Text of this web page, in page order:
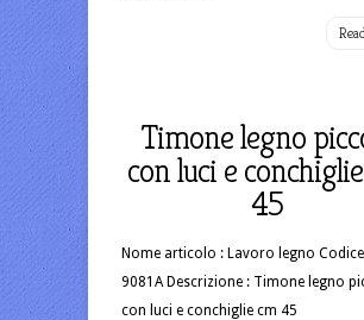
Timone legno
con luci e
45
Nome articolo : Lavoro legno
9081A Descrizione : Timone legno
con luci e conchiglie cm 45